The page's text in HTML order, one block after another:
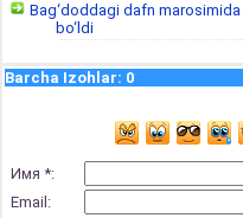
Bag‘doddagi dafn
bo‘ldi
Barcha Izohlar: 0
Имя *:
Email: